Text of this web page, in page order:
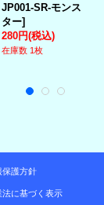
JP001-SR-モンス
ター]
280円(税込)
在庫数 1枚
保護方針
法に基づく表示